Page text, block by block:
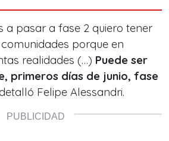
a pasar a fase 2 quiero tener
porque en
realidades (…) Puede ser
primeros días de junio, fase
, detalló Felipe Alessandri.